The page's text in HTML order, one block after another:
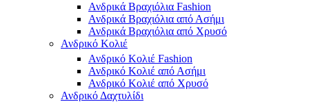
Ανδρικά Βραχιόλια Fashion
Ανδρικά Βραχιόλια από Ασήμι
Ανδρικά Βραχιόλια από Χρυσό
Ανδρικό Κολιέ
Ανδρικό Κολιέ Fashion
Ανδρικό Κολιέ από Ασήμι
Ανδρικό Κολιέ από Χρυσό
Ανδρικό Δαχτυλίδι